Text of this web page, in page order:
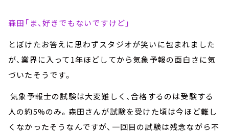
森田「ま、好きでもないですけど」
とぼけたお答えに思わずスタジオが笑いに包まれました
が、 業界に入って1年ほどしてから気象予報の面白さに気
づいたそうです。
気象予報士の試験は大変難しく、合格するのは受験する
人の約5%のみ。森田さんが試験を受けた頃は今ほど難し
くなかったそうなんですが、一回目の試験は残念ながら不